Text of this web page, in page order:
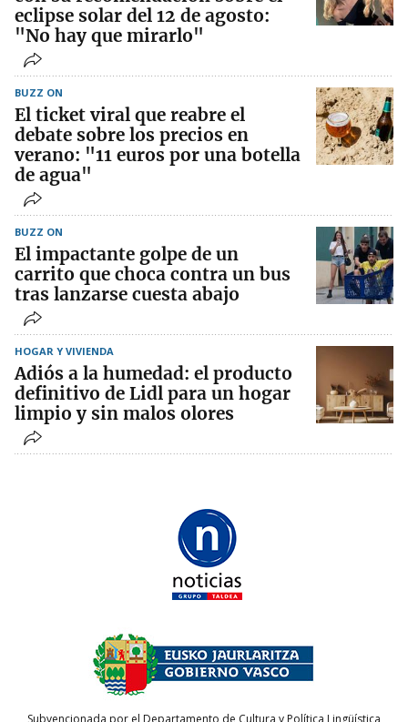
eclipse solar del 12 de agosto:
"No hay que mirarlo"
BUZZ ON
El ticket viral que reabre el
debate sobre los precios en
verano: "11 euros por una botella
de agua"
BUZZ ON
El impactante golpe de un
carrito que choca contra un bus
tras lanzarse cuesta abajo
HOGAR Y VIVIENDA
Adiós a la humedad: el producto
definitivo de Lidl para un hogar
limpio y sin malos olores
Subvencionada por el Departamento de Cultura y Política Lingüística